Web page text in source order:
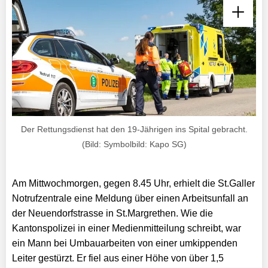
Der Rettungsdienst hat den 19-Jährigen ins Spital gebracht.
(Bild: Symbolbild: Kapo SG)
Am Mittwochmorgen, gegen 8.45 Uhr, erhielt die St.Galler
Notrufzentrale eine Meldung über einen Arbeitsunfall an
der Neuendorfstrasse in St.Margrethen. Wie die
Kantonspolizei in einer Medienmitteilung schreibt, war
ein Mann bei Umbauarbeiten von einer umkippenden
Leiter gestürzt. Er fiel aus einer Höhe von über 1,5